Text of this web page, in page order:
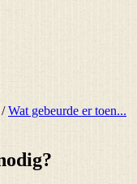
/Wat gebeurde er toen...